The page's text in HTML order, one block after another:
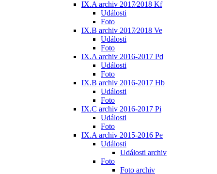
IX.A archiv 2017⁄2018 Kf
Události
Foto
IX.B archiv 2017⁄2018 Ve
Události
Foto
IX.A archiv 2016-2017 Pd
Události
Foto
IX.B archiv 2016-2017 Hb
Události
Foto
IX.C archiv 2016-2017 Pi
Události
Foto
IX.A archiv 2015-2016 Pe
Události
Události archiv
Foto
Foto archiv